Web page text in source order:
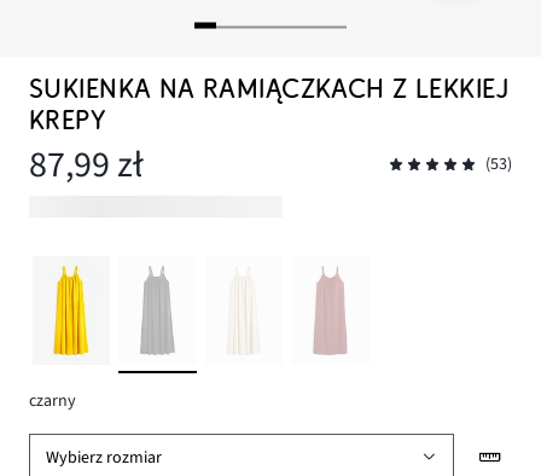
SUKIENKA NA RAMIĄCZKACH Z LEKKIEJ
KREPY
87,99 zł (53)
czarny
Wybierz rozmiar